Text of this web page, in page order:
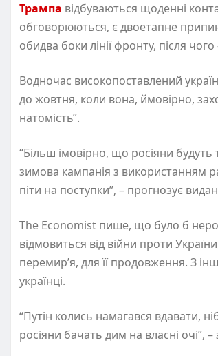
Трампа відбуваються щоденні
обговорюються, є двоетапне
обидва боки лінії фронту, після
Водночас високопоставлений
до жовтня, коли вона, ймовірно,
натомість”.
“Більш імовірно, що росіяни
зимова кампанія з використанням
піти на поступки”, – прогнозує
The Economist пише, що було б
відмовиться від війни проти
перемирʼя, для її продовження. З
українці.
“Путін колись намагався вдавати,
росіяни бачать дим на власні очі”,